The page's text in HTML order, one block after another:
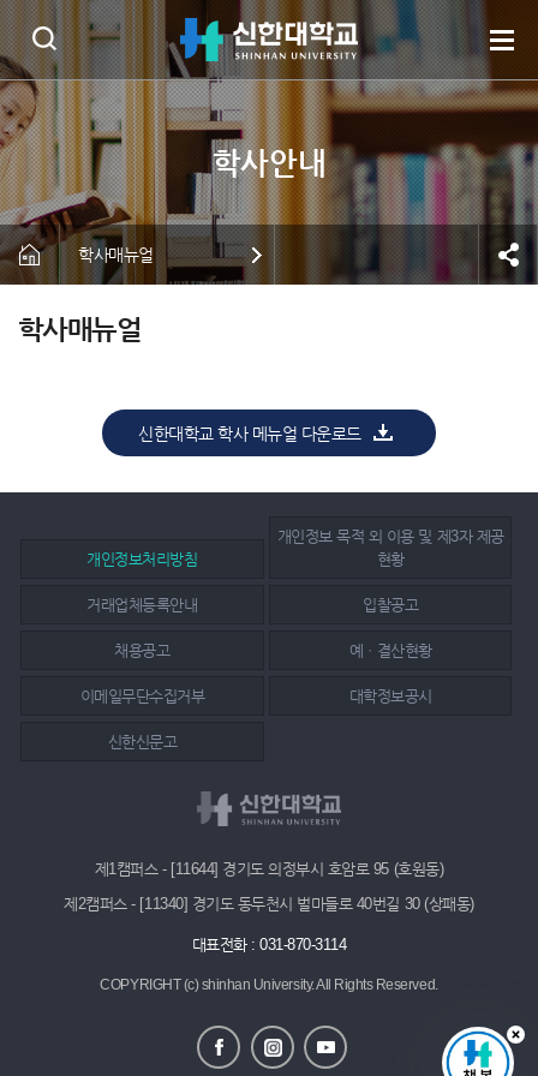
학사매뉴얼
학사매뉴얼
신한대학교 학사 메뉴얼 다운로드
개인정보처리방침
개인정보 목적 외 이용 및 제3자 제공
현황
거래업체등록안내 입찰공고
채용공고 예ㆍ결산현황
이메일무단수집거부 대학정보공시
신한신문고
제1캠퍼스 - [11644] 경기도 의정부시 호암로 95 (호원동)
제2캠퍼스 - [11340] 경기도 동두천시 벌마들로 40번길 30 (상패동)
대표전화 : 031-870-3114
COPYRIGHT (c) shinhan University.All Rights Reserved.